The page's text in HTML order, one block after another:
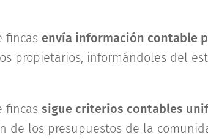
fincas envía información contable
propietarios, informándoles del
fincas sigue criterios contables
de los presupuestos de la